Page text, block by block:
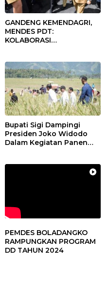
GANDENG KEMENDAGRI,
MENDES PDT:
KOLABORASI
Bupati Sigi Dampingi
Presiden Joko Widodo
Dalam Kegiatan Panen
PEMDES BOLADANGKO
RAMPUNGKAN PROGRAM
DD TAHUN 2024